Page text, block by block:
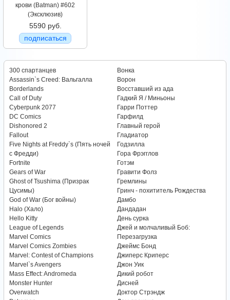
крови (Batman) #602
(Эксклюзив)
5590 руб.
подписаться
300 спартанцев
Assassin`s Creed: Вальгалла
Borderlands
Call of Duty
Cyberpunk 2077
DC Comics
Dishonored 2
Fallout
Five Nights at Freddy`s (Пять ночей
с Фредди)
Fortnite
Gears of War
Ghost of Tsushima (Призрак
Цусимы)
God of War (Бог войны)
Halo (Хало)
Hello Kitty
League of Legends
Marvel Comics
Marvel Comics Zombies
Marvel: Contest of Champions
Marvel`s Avengers
Mass Effect: Andromeda
Monster Hunter
Overwatch
Вонка
Ворон
Восставший из ада
Гадкий Я / Миньоны
Гарри Поттер
Гарфилд
Главный герой
Гладиатор
Годзилла
Гора Фрэгглов
Готэм
Гравити Фолз
Гремлины
Гринч - похититель Рождества
Дамбо
Дандадан
День сурка
Джей и молчаливый Боб:
Перезагрузка
Джеймс Бонд
Джиперс Криперс
Джон Уик
Дикий робот
Дисней
Доктор Стрэндж